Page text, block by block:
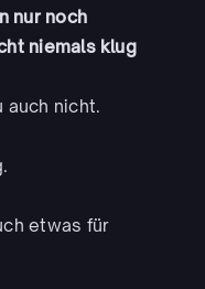
nur noch
niemals klug
auch nicht.
etwas für